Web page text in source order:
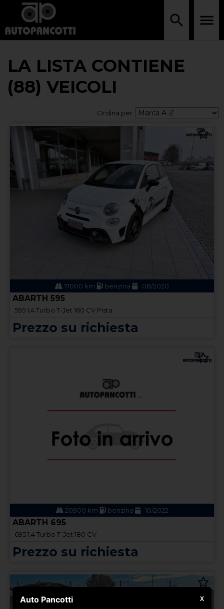
LA LISTA CONTIENE
(88) VEICOLI
Ordina per:
71000 km benzina 08/2020
ABARTH 595
595 1.4 Turbo T-Jet 160 CV Pista
Prezzo su richiesta
20900 km benzina 10/2022
ABARTH 695
695 1.4 Turbo T-Jet 180 CV
Prezzo su richiesta
Auto Pancotti X